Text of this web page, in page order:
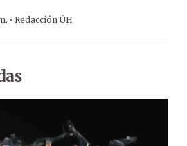
· Redacción ÚH